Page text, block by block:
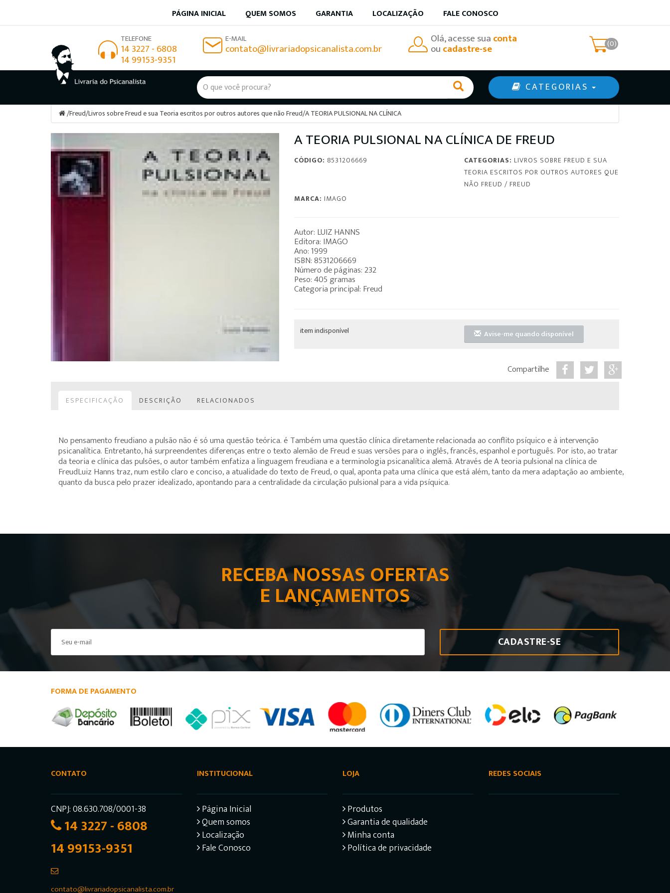
PÁGINA INICIAL QUEM SOMOS GARANTIA LOCALIZAÇÃO FALE CONOSCO
TELEFONE
14 3227 - 6808
14 99153-9351
E-MAIL
contato@livrariadopsicanalista.com.br
Olá, acesse suaconta
oucadastre-se (0)
CATEGORIAS
/Freud/Livros sobre Freud e sua Teoria escritos por outros autores que não Freud/A TEORIA PULSIONAL NA CLÍNICA
A TEORIA PULSIONAL NA CLÍNICA DE FREUD
CÓDIGO: 8531206669 CATEGORIAS: LIVROS SOBRE FREUD E SUA
TEORIA ESCRITOS POR OUTROS AUTORES QUE
NÃO FREUD / FREUD
MARCA: IMAGO
Autor: LUIZ HANNS
Editora: IMAGO
Ano: 1999
ISBN: 8531206669
Número de páginas: 232
Peso: 405 gramas
Categoria principal: Freud
item indisponível Avise-me quando disponível
Compartilhe
ESPECIFICAÇÃO DESCRIÇÃO RELACIONADOS
No pensamento freudiano a pulsão não é só uma questão teórica. é Também uma questão clínica diretamente relacionada ao conflito psíquico e à intervenção
psicanalítica. Entretanto, há surpreendentes diferenças entre o texto alemão de Freud e suas versões para o inglês, francês, espanhol e português. Por isto, ao tratar
da teoria e clínica das pulsões, o autor também enfatiza a linguagem freudiana e a terminologia psicanalítica alemã. Através de A teoria pulsional na clínica de
FreudLuiz Hanns traz, num estilo claro e conciso, a atualidade do texto de Freud, o qual, aponta pata uma clínica que está além, tanto da mera adaptação ao ambiente,
quanto da busca pelo prazer idealizado, apontando para a centralidade da circulação pulsional para a vida psíquica.
RECEBA NOSSAS OFERTAS
E LANÇAMENTOS
CADASTRE-SE
FORMA DE PAGAMENTO
CONTATO
CNPJ: 08.630.708/0001-38
14 3227 - 6808
14 99153-9351
contato@livrariadopsicanalista.com.br
INSTITUCIONAL
Página Inicial
Quem somos
Localização
Fale Conosco
LOJA
Produtos
Garantia de qualidade
Minha conta
Política de privacidade
REDES SOCIAIS